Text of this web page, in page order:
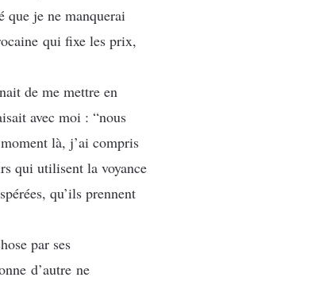
je ne manquerai
qui fixe les prix,
de me mettre en
avec moi : “nous
là, j’ai compris
qui utilisent la voyance
qu’ils prennent
par ses
d’autre ne